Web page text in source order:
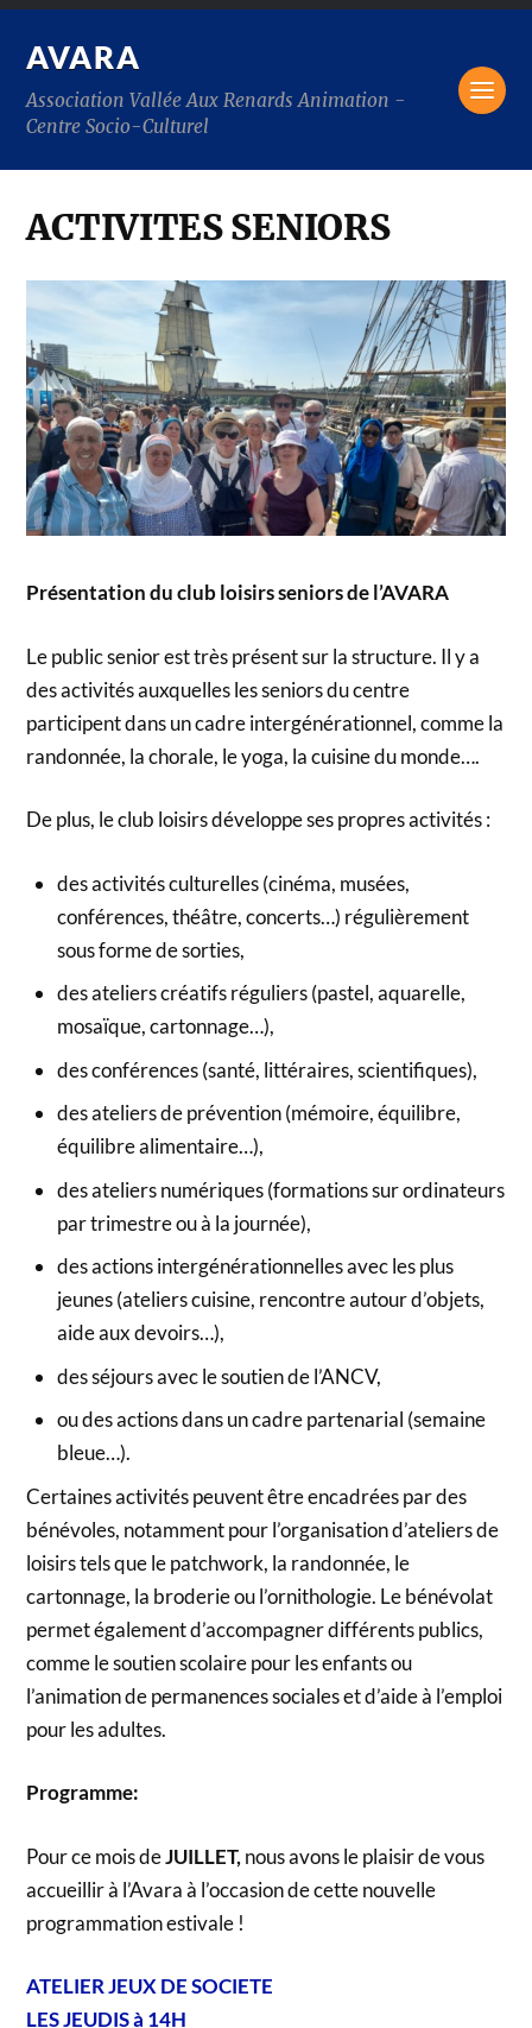
AVARA
Association Vallée Aux Renards Animation -
Centre Socio-Culturel
ACTIVITES SENIORS
Présentation du club loisirs seniors de l’AVARA
Le public senior est très présent sur la structure. Il y a
des activités auxquelles les seniors du centre
participent dans un cadre intergénérationnel, comme la
randonnée, la chorale, le yoga, la cuisine du monde….
De plus, le club loisirs développe ses propres activités :
des activités culturelles (cinéma, musées,
conférences, théâtre, concerts…) régulièrement
sous forme de sorties,
des ateliers créatifs réguliers (pastel, aquarelle,
mosaïque, cartonnage…),
des conférences (santé, littéraires, scientifiques),
des ateliers de prévention (mémoire, équilibre,
équilibre alimentaire…),
des ateliers numériques (formations sur ordinateurs
par trimestre ou à la journée),
des actions intergénérationnelles avec les plus
jeunes (ateliers cuisine, rencontre autour d’objets,
aide aux devoirs…),
des séjours avec le soutien de l’ANCV,
ou des actions dans un cadre partenarial (semaine
bleue…).
Certaines activités peuvent être encadrées par des
bénévoles, notamment pour l’organisation d’ateliers de
loisirs tels que le patchwork, la randonnée, le
cartonnage, la broderie ou l’ornithologie. Le bénévolat
permet également d’accompagner différents publics,
comme le soutien scolaire pour les enfants ou
l’animation de permanences sociales et d’aide à l’emploi
pour les adultes.
Programme:
Pour ce mois deJUILLET, nous avons le plaisir de vous
accueillir à l’Avara à l’occasion de cette nouvelle
programmation estivale !
ATELIER JEUX DE SOCIETE
LES JEUDIS à 14H